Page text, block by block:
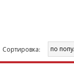
Cортировка: по